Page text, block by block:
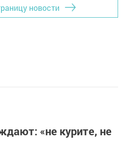
новости
«не курите, не